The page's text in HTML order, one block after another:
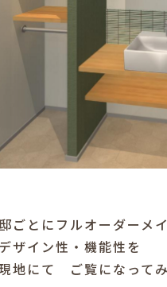
ごとにフルオーダーメ
ザイン性・機能性を
地にて ご覧になって